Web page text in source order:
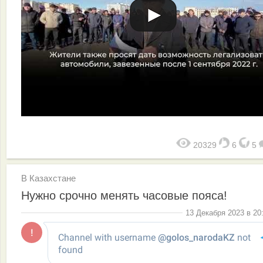
20329 6 5
В Казахстане
Нужно срочно менять часовые пояса!
13 Декабря 2023 в